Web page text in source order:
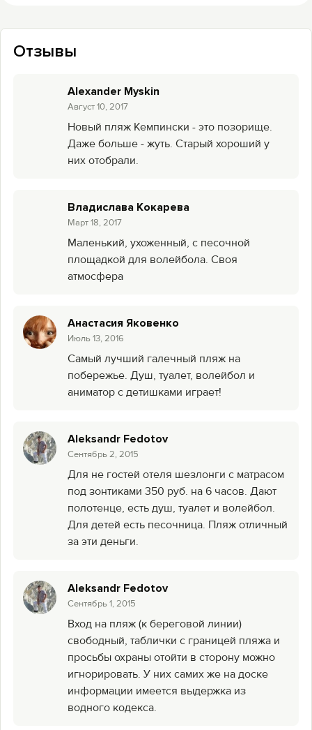
Отзывы
Alexander Myskin
Август 10, 2017
Новый пляж Кемпински - это позорище.
Даже больше - жуть. Старый хороший у
них отобрали.
Владислава Кокарева
Mарт 18, 2017
Маленький, ухоженный, с песочной
площадкой для волейбола. Своя
атмосфера
Анастасия Яковенко
Июль 13, 2016
Самый лучший галечный пляж на
побережье. Душ, туалет, волейбол и
аниматор с детишками играет!
Aleksandr Fedotov
Сентябрь 2, 2015
Для не гостей отеля шезлонги с матрасом
под зонтиками 350 руб. на 6 часов. Дают
полотенце, есть душ, туалет и волейбол.
Для детей есть песочница. Пляж отличный
за эти деньги.
Aleksandr Fedotov
Сентябрь 1, 2015
Вход на пляж (к береговой линии)
свободный, таблички с границей пляжа и
просьбы охраны отойти в сторону можно
игнорировать. У них самих же на доске
информации имеется выдержка из
водного кодекса.